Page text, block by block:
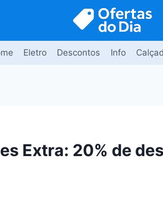
Eletro Descontos Info
Extra: 20% de